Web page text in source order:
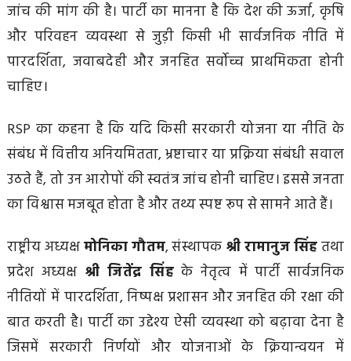
जांच की मांग की है। पार्टी का मानना है कि देश की ऊर्जा, कृषि
और परिवहन व्यवस्था से जुड़ी किसी भी सार्वजनिक नीति में
पारदर्शिता, जवाबदेही और जनहित सर्वोच्च प्राथमिकता होनी
चाहिए।
RSP का कहना है कि यदि किसी सरकारी योजना या नीति के
संबंध में वित्तीय अनियमितता, भ्रष्टाचार या प्रक्रिया संबंधी सवाल
उठते हैं, तो उन आरोपों की स्वतंत्र जांच होनी चाहिए। इससे जनता
का विश्वास मजबूत होता है और तथ्य स्पष्ट रूप से सामने आते हैं।
राष्ट्रीय अध्यक्षमोनिका गौतम, संस्थापक श्री रामानुज सिंहतथा
प्रदेश अध्यक्ष श्री जितेंद्र सिंहके नेतृत्व में पार्टी सार्वजनिक
नीतियों में पारदर्शिता, निष्पक्ष प्रशासन और जनहित की रक्षा की
बात करती है। पार्टी का उद्देश्य ऐसी व्यवस्था को बढ़ावा देना है
जिसमें सरकारी निर्णयों और योजनाओं के क्रियान्वयन में